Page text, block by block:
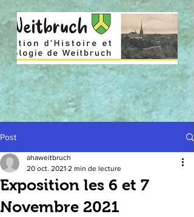
Post
Exposition les 6 et 7
Novembre 2021
ahaweitbruch
20 oct. 2021 2 min de lecture